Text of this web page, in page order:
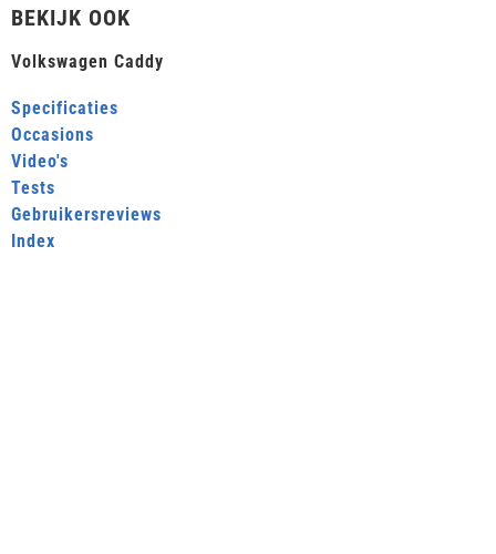
BEKIJK OOK
Volkswagen Caddy
Specificaties
Occasions
Video's
Tests
Gebruikersreviews
Index